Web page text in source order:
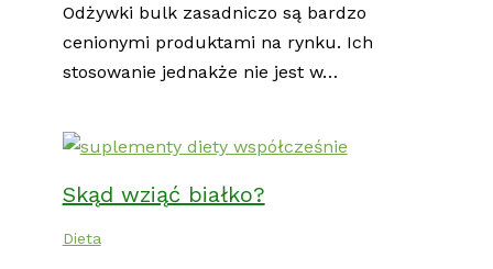
Odżywki bulk zasadniczo są bardzo
cenionymi produktami na rynku. Ich
stosowanie jednakże nie jest w…
Skąd wziąć białko?
Dieta